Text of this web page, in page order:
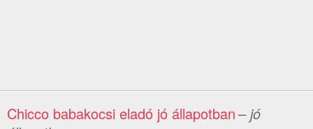
Chicco babakocsi eladó jó állapotban– jó